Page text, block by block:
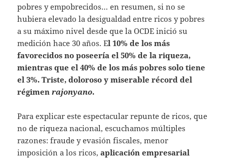
pobres y empobrecidos… en resumen, si no se
hubiera elevado la desigualdad entre ricos y pobres
a su máximo nivel desde que la OCDE inició su
medición hace 30 años. El 10% de los más
favorecidos no poseería el 50% de la riqueza,
mientras que el 40% de los más pobres solo tiene
el 3%. Triste, doloroso y miserable récord del
régimenrajonyano.
Para explicar este espectacular repunte de ricos, que
no de riqueza nacional, escuchamos múltiples
razones: fraude y evasión fiscales, menor
imposición a los ricos,aplicación empresarial